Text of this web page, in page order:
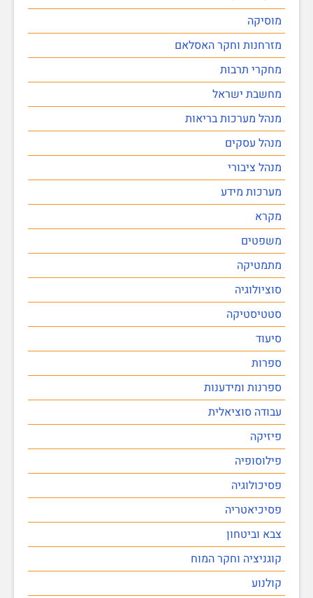
מוסיקה
מזרחנות וחקר האסלאם
מחקרי תרבות
מחשבת ישראל
מנהל מערכות בריאות
מנהל עסקים
מנהל ציבורי
מערכות מידע
מקרא
משפטים
מתמטיקה
סוציולוגיה
סטטיסטיקה
סיעוד
ספרות
ספרנות ומידענות
עבודה סוציאלית
פיזיקה
פילוסופיה
פסיכולוגיה
פסיכיאטריה
צבא וביטחון
קוגניציה וחקר המוח
קולנוע